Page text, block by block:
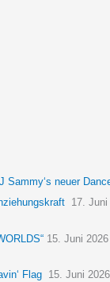
Sammy‘s neuer
17. Juni
15. Juni 2026
Flag 15. Juni 2026